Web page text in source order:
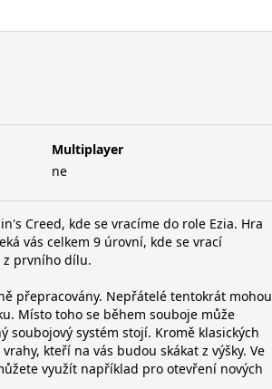
Multiplayer
ne
Creed, kde se vracíme do role Ezia. Hra
vás celkem 9 úrovní, kde se vrací
z prvního dílu.
přepracovány. Nepřátelé tentokrát mohou
Místo toho se během souboje může
systém stojí. Kromě klasických
kteří na vás budou skákat z výšky. Ve
využít například pro otevření nových